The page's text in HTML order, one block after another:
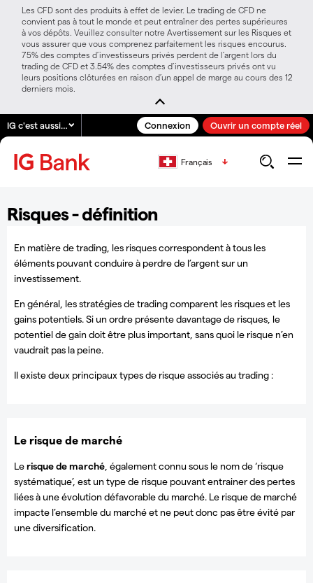
Les CFD sont des produits à effet de levier. Le trading de CFD ne
convient pas à tout le monde et peut entraîner des pertes supérieures
à vos dépôts. Veuillez consulter notre Avertissement sur les Risques et
vous assurer que vous comprenez parfaitement les risques encourus.
75% des comptes d’investisseurs privés perdent de l’argent lors du
trading de CFD et 3.54% des comptes d’investisseurs privés ont vu
leurs positions clôturées en raison d’un appel de marge au cours des 12
derniers mois.
IG c'est aussi… Connexion Ouvrir un compte réel
Français
Risques - définition
En matière de trading, les risques correspondent à tous les
éléments pouvant conduire à perdre de l’argent sur un
investissement.
En général, les stratégies de trading comparent les risques et les
gains potentiels. Si un ordre présente davantage de risques, le
potentiel de gain doit être plus important, sans quoi le risque n’en
vaudrait pas la peine.
Il existe deux principaux types de risque associés au trading :
Le risque de marché
Lerisque de marché , également connu sous le nom de ‘risque
systématique’, est un type de risque pouvant entrainer des pertes
liées à une évolution défavorable du marché. Le risque de marché
impacte l’ensemble du marché et ne peut donc pas être évité par
une diversification.